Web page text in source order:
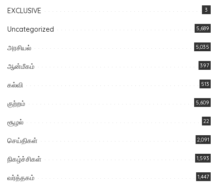
EXCLUSIVE 3
Uncategorized 5,689
அரசியல் 5,035
ஆன்மீகம் 397
கல்வி 513
குற்றம் 5,609
சூழல் 22
செய்திகள் 2,091
நிகழ்ச்சிகள் 1,593
வர்த்தகம் 1,447